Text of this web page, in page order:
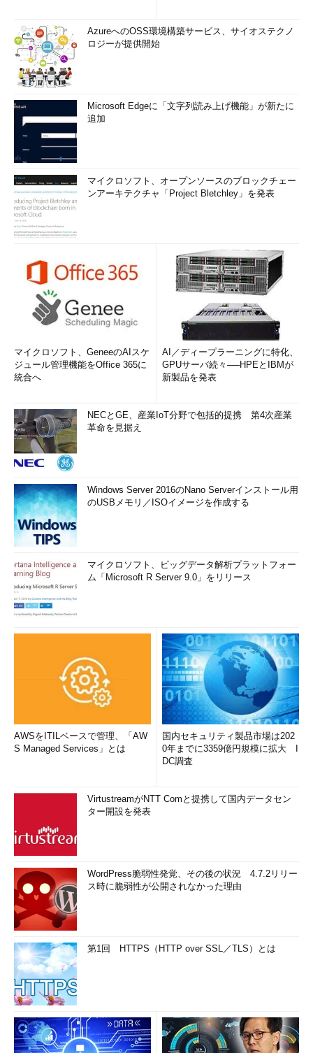
AzureへのOSS環境構築サービス、サイオステクノ
ロジーが提供開始
Microsoft Edgeに「文字列読み上げ機能」が新たに
追加
マイクロソフト、オープンソースのブロックチェー
ンアーキテクチャ「Project Bletchley」を発表
マイクロソフト、GeneeのAIスケ
ジュール管理機能をOffice 365に
統合へ
AI／ディープラーニングに特化、
GPUサーバ続々──HPEとIBMが
新製品を発表
NECとGE、産業IoT分野で包括的提携 第4次産業
革命を見据え
Windows Server 2016のNano Serverインストール用
のUSBメモリ／ISOイメージを作成する
マイクロソフト、ビッグデータ解析プラットフォー
ム「Microsoft R Server 9.0」をリリース
AWSをITILベースで管理、「AW
S Managed Services」とは
国内セキュリティ製品市場は202
0年までに3359億円規模に拡大 I
DC調査
VirtustreamがNTT Comと提携して国内データセン
ター開設を発表
WordPress脆弱性発覚、その後の状況 4.7.2リリー
ス時に脆弱性が公開されなかった理由
第1回 HTTPS（HTTP over SSL／TLS）とは